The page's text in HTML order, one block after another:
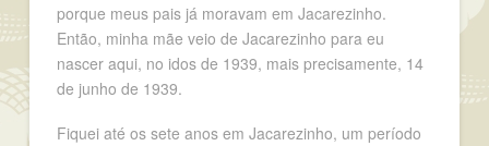
porque meus pais já moravam em Jacarezinho.
Então, minha mãe veio de Jacarezinho para eu
nascer aqui, no idos de 1939, mais precisamente, 14
de junho de 1939.
Fiquei até os sete anos em Jacarezinho, um período